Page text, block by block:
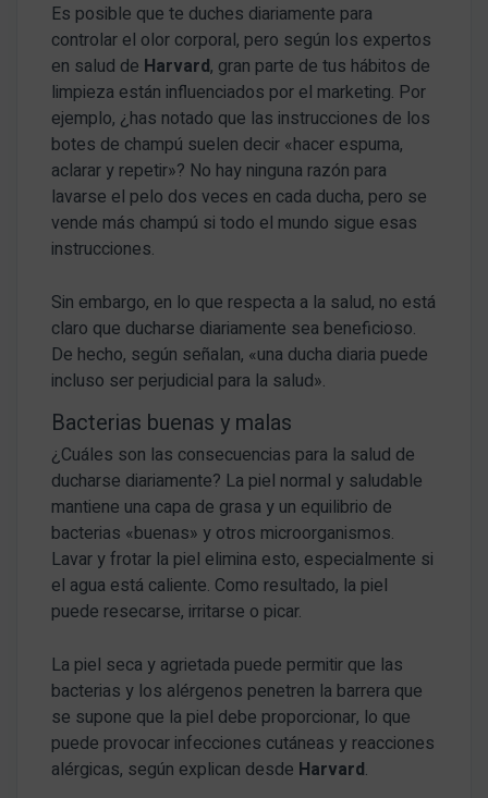
Es posible que te duches diariamente para
controlar el olor corporal, pero según los expertos
en salud de Harvard, gran parte de tus hábitos de
limpieza están influenciados por el marketing. Por
ejemplo, ¿has notado que las instrucciones de los
botes de champú suelen decir «hacer espuma,
aclarar y repetir»? No hay ninguna razón para
lavarse el pelo dos veces en cada ducha, pero se
vende más champú si todo el mundo sigue esas
instrucciones.
Sin embargo, en lo que respecta a la salud, no está
claro que ducharse diariamente sea beneficioso.
De hecho, según señalan, «una ducha diaria puede
incluso ser perjudicial para la salud».
Bacterias buenas y malas
¿Cuáles son las consecuencias para la salud de
ducharse diariamente? La piel normal y saludable
mantiene una capa de grasa y un equilibrio de
bacterias «buenas» y otros microorganismos.
Lavar y frotar la piel elimina esto, especialmente si
el agua está caliente. Como resultado, la piel
puede resecarse, irritarse o picar.
La piel seca y agrietada puede permitir que las
bacterias y los alérgenos penetren la barrera que
se supone que la piel debe proporcionar, lo que
puede provocar infecciones cutáneas y reacciones
alérgicas, según explican desde Harvard.